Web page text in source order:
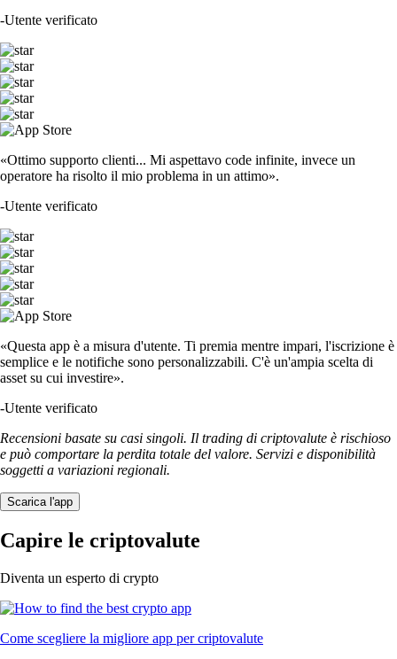
-Utente verificato
«Ottimo supporto clienti... Mi aspettavo code infinite, invece un
operatore ha risolto il mio problema in un attimo».
-Utente verificato
«Questa app è a misura d'utente. Ti premia mentre impari, l'iscrizione è
semplice e le notifiche sono personalizzabili. C'è un'ampia scelta di
asset su cui investire».
-Utente verificato
Recensioni basate su casi singoli. Il trading di criptovalute è rischioso
e può comportare la perdita totale del valore. Servizi e disponibilità
soggetti a variazioni regionali.
Scarica l'app
Capire le criptovalute
Diventa un esperto di crypto
Come scegliere la migliore app per criptovalute